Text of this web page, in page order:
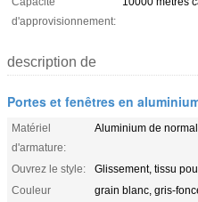
d'approvisionnement:
description de
Portes et fenêtres en
Matériel
d'armature:
Aluminium de
Ouvrez le style:
Glissement, tissu
Couleur
grain blanc, gris-